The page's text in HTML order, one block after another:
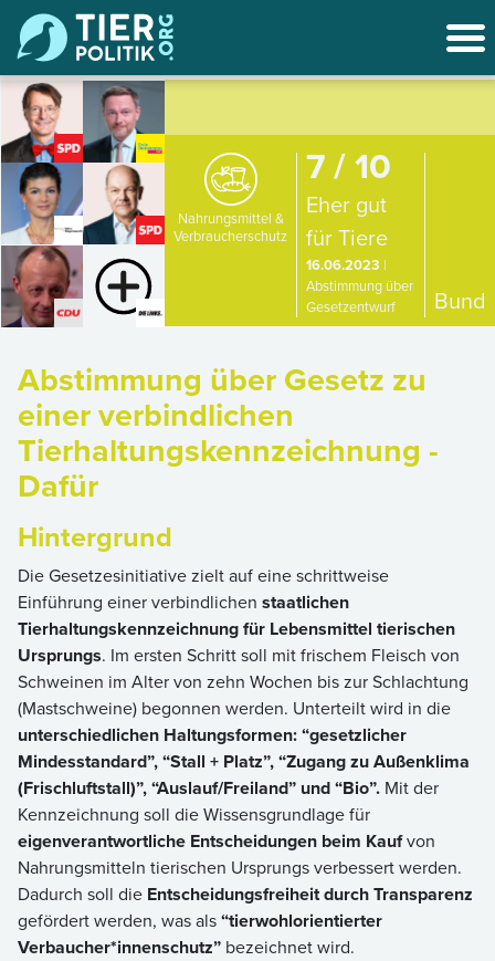
Nahrungsmittel &
Verbraucherschutz
7 / 10
Eher gut
für Tiere
16.06.2023 |
Abstimmung über
Gesetzentwurf
Bund
Abstimmung über Gesetz zu
einer verbindlichen
Tierhaltungskennzeichnung -
Dafür
Hintergrund
Die Gesetzesinitiative zielt auf eine schrittweise
Einführung einer verbindlichen staatlichen
Tierhaltungskennzeichnung für Lebensmittel tierischen
Ursprungs. Im ersten Schritt soll mit frischem Fleisch von
Schweinen im Alter von zehn Wochen bis zur Schlachtung
(Mastschweine) begonnen werden. Unterteilt wird in die
unterschiedlichen Haltungsformen: “gesetzlicher
Mindesstandard”, “Stall + Platz”, “Zugang zu Außenklima
(Frischluftstall)”, “Auslauf/Freiland” und “Bio”. Mit der
Kennzeichnung soll die Wissensgrundlage für
eigenverantwortliche Entscheidungen beim Kaufvon
Nahrungsmitteln tierischen Ursprungs verbessert werden.
Dadurch soll die Entscheidungsfreiheit durch Transparenz
gefördert werden, was als“tierwohlorientierter
Verbaucher*innenschutz” bezeichnet wird.